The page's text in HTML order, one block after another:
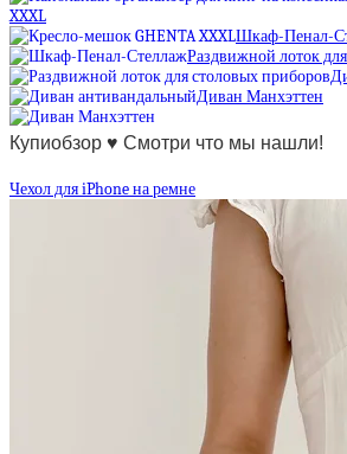
XXXL
Шкаф-Пенал-
Раздвижной лоток
Диван Манхэттен
Купиобзор ♥ Смотри что мы нашли!
Чехол для iPhone на ремне